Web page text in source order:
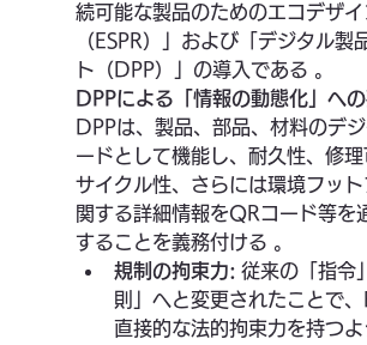
続可能な製品のためのエコデザイ
（ESPR）」および「デジタル製
ト（DPP）」の導入である 。
DPPによる「情報の動態化」へ
DPPは、製品、部品、材料のデ
ードとして機能し、耐久性、修理
サイクル性、さらには環境フット
関する詳細情報をQRコード等を
することを義務付ける 。
規制の拘束力: 従来の「指令
則」へと変更されたことで
直接的な法的拘束力を持つよ